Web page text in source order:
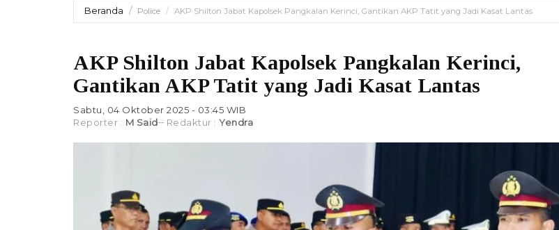
Beranda Police AKP Shilton Jabat Kapolsek Pangkalan Kerinci, Gantikan AKP Tatit yang Jadi Kasat Lantas
AKP Shilton Jabat Kapolsek Pangkalan Kerinci,
Gantikan AKP Tatit yang Jadi Kasat Lantas
Sabtu, 04 Oktober 2025 - 03:45 WIB
Reporter : M Said Redaktur : Yendra